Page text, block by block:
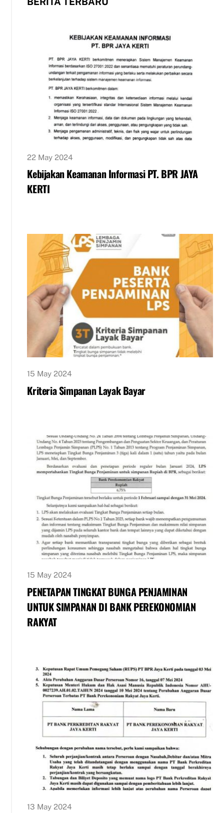
22 May 2024
Kebijakan Keamanan Informasi PT. BPR JAYA
KERTI
15 May 2024
Kriteria Simpanan Layak Bayar
15 May 2024
PENETAPAN TINGKAT BUNGA PENJAMINAN
UNTUK SIMPANAN DI BANK PEREKONOMIAN
RAKYAT
13 May 2024